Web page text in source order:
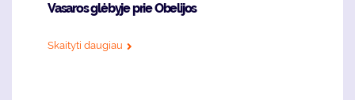
Vasaros glėbyje prie Obelijos
Skaityti daugiau